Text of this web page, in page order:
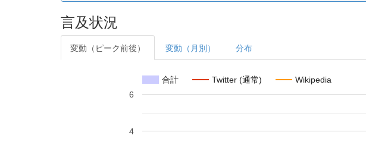
言及状況
変動（ピーク前後） 変動（月別） 分布
合計 Twitter (通常) Wikipedia
4
6